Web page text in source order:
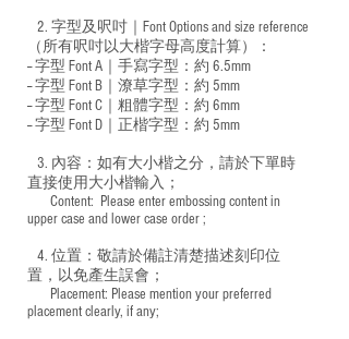
2. 字型及呎吋｜ Font Options and size reference
（所有呎吋以大楷字母高度計算）：
-- 字型 Font A｜手寫字型：約 6.5mm
-- 字型 Font B｜潦草字型： 約 5mm
-- 字型 Font C｜粗體字型：約 6mm
-- 字型 Font D｜正楷字型： 約 5mm
3. 內容：如有大小楷之分，請於下單時
直接使用大小楷輸入；
​ Content: Please enter embossing content in
upper case and lower case order ;
4. 位置：敬請於備註清楚描述刻印位
置，以免產生誤會；
​ Placement: Please mention your preferred
placement clearly, if any;